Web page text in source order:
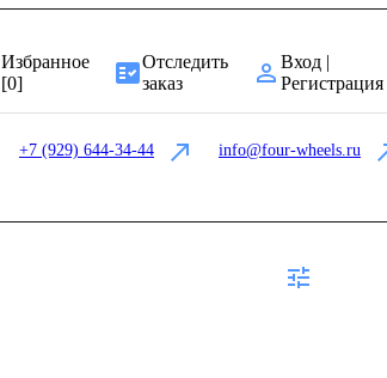
Избранное
[0]
Отследить
заказ
Вход |
Регистрация
+7 (929) 644-34-44 info@four-wheels.ru